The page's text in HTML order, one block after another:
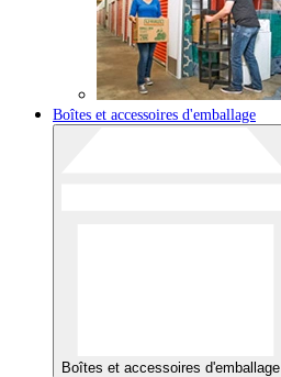
Boîtes et accessoires d'emballage
Boîtes et accessoires d'emballage